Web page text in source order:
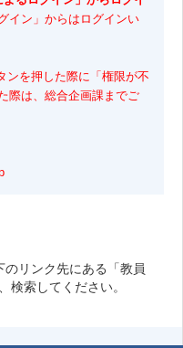
イン」からはログインい
を押した際に「権限が不
際は、総合企画課までご
リンク先にある「教員
検索してください。